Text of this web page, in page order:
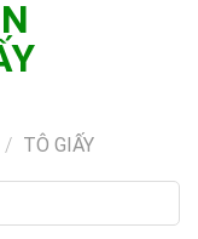
/ TÔ GIẤY